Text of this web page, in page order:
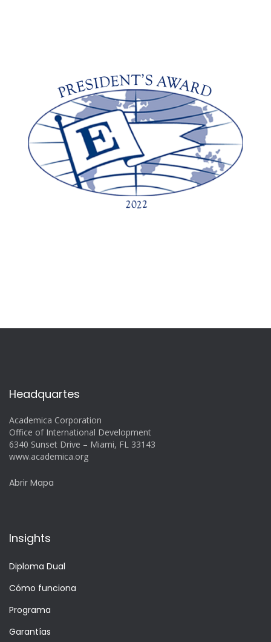
Headquartes
Academica Corporation
Office of International Development
6340 Sunset Drive – Miami, FL 33143
www.academica.org
Abrir Mapa
Insights
Diploma Dual
Cómo funciona
Programa
Garantías